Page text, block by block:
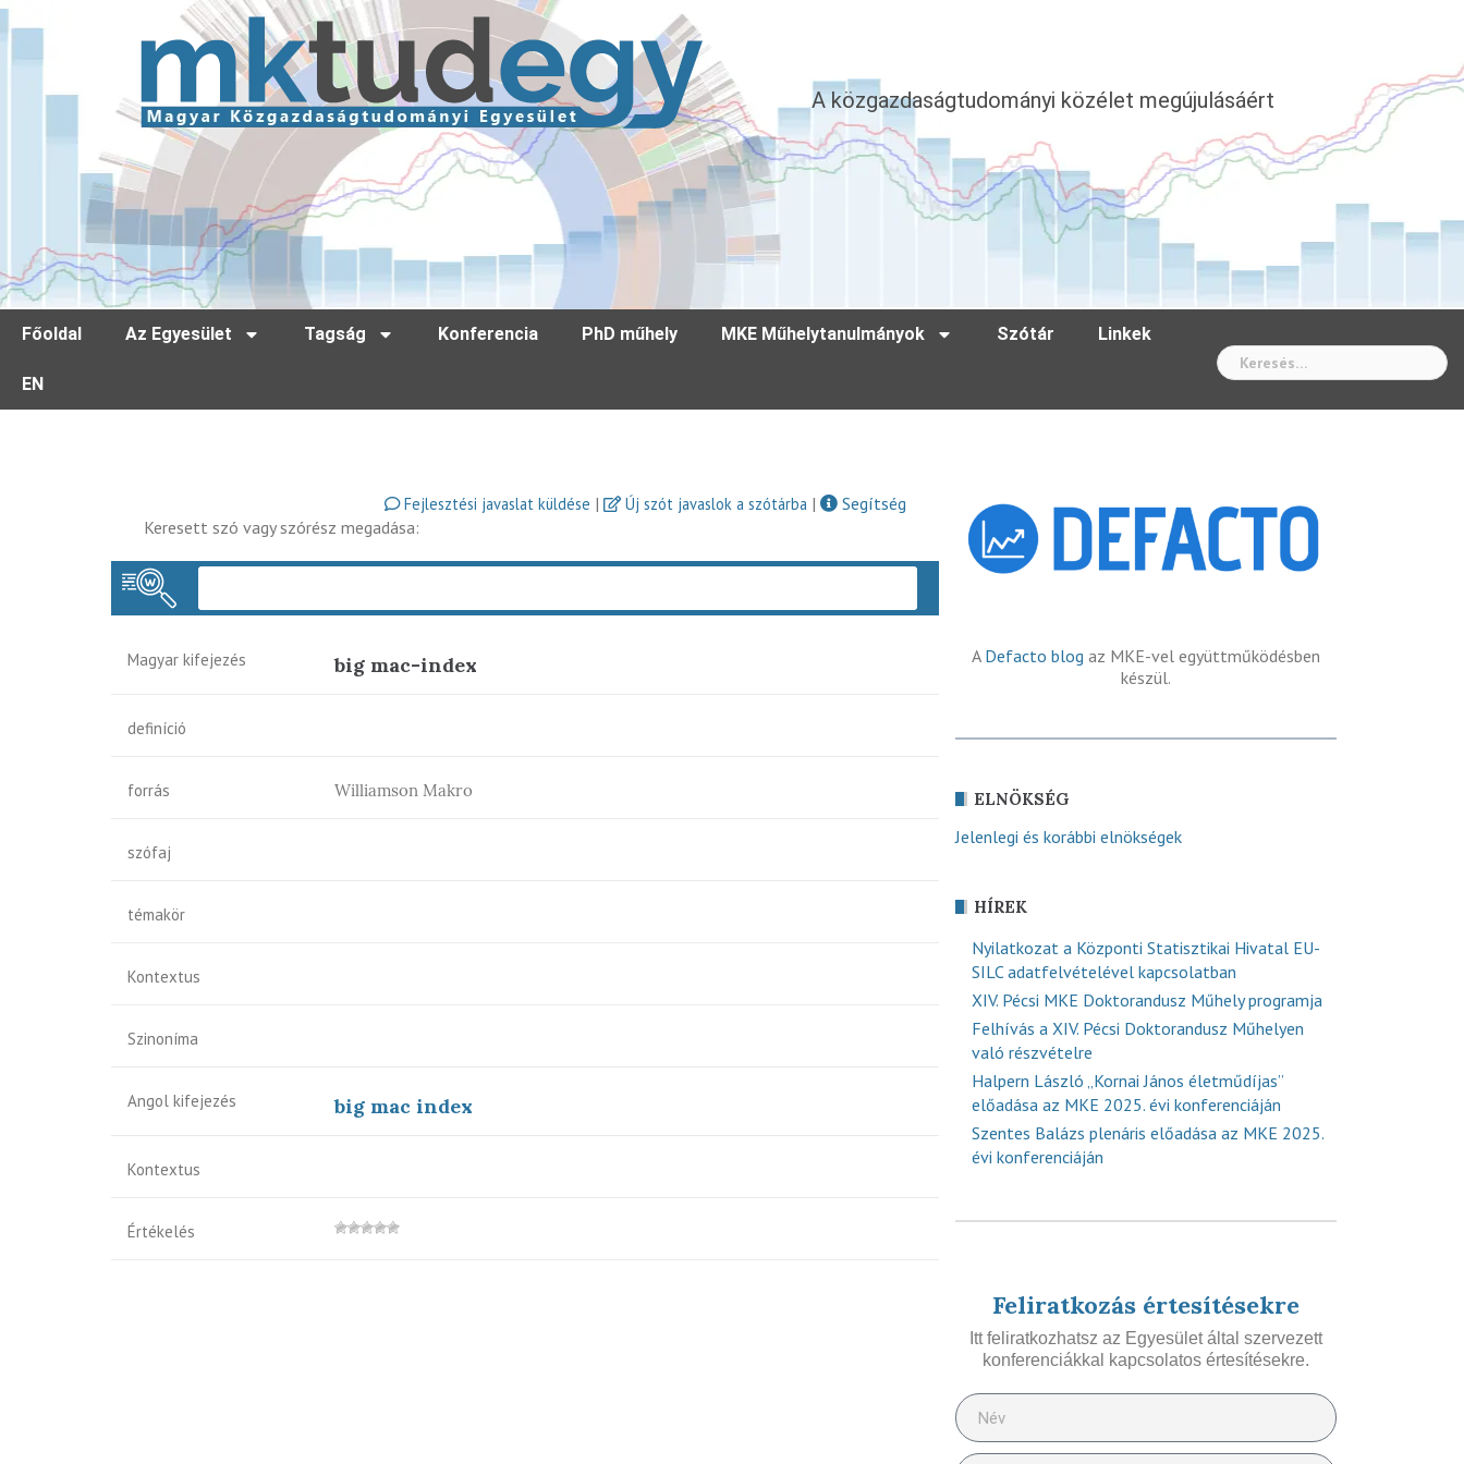
A közgazdaságtudományi közélet megújulásáért
Főoldal Az Egyesület Tagság Konferencia PhD műhely MKE Műhelytanulmányok Szótár Linkek
EN
Fejlesztési javaslat küldése | Új szót javaslok a szótárba |
Segítség
Keresett szó vagy szórész megadása:
Magyar kifejezés big mac-index
definíció
forrás Williamson Makro
szófaj
témakör
Kontextus
Szinoníma
Angol kifejezés big mac index
Kontextus
Értékelés
A Defacto blog az MKE-vel együttműködésben
készül.
ELNÖKSÉG
Jelenlegi és korábbi elnökségek
HÍREK
Nyilatkozat a Központi Statisztikai Hivatal EU-
SILC adatfelvételével kapcsolatban
XIV. Pécsi MKE Doktorandusz Műhely programja
Felhívás a XIV. Pécsi Doktorandusz Műhelyen
való részvételre
Halpern László „Kornai János életműdíjas”
előadása az MKE 2025. évi konferenciáján
Szentes Balázs plenáris előadása az MKE 2025.
évi konferenciáján
Feliratkozás értesítésekre
Itt feliratkozhatsz az Egyesület által szervezett
konferenciákkal kapcsolatos értesítésekre.